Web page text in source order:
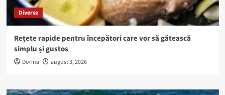
Diverse
Rețete rapide pentru începători care vor să gătească
simplu și gustos
Dorina august 3, 2026